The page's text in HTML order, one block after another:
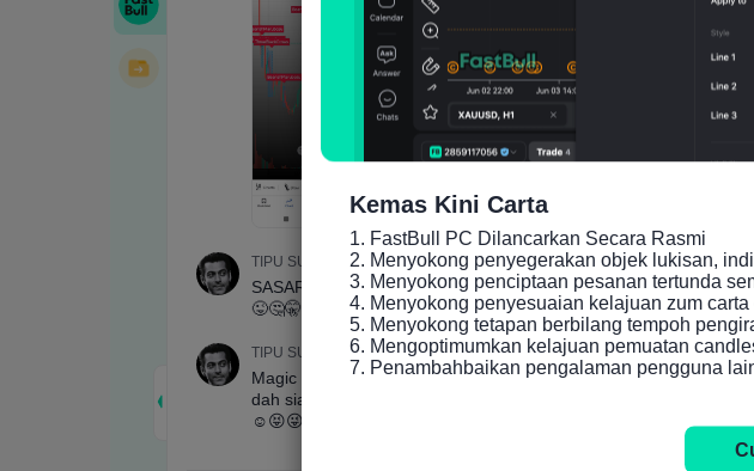
Kemas Kini Carta
1. FastBull PC Dilancarkan Secara Rasmi
2. Menyokong penyegerakan objek lukisan,
3. Menyokong penciptaan pesanan tertunda
4. Menyokong penyesuaian kelajuan zum
5. Menyokong tetapan berbilang tempoh
6. Mengoptimumkan kelajuan pemuatan
7. Penambahbaikan pengalaman pengguna